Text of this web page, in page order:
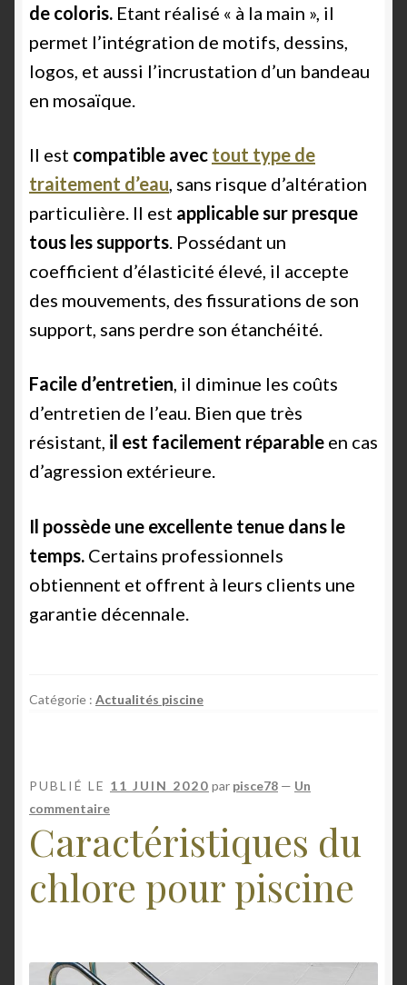
de coloris. Etant réalisé « à la main », il
permet l’intégration de motifs, dessins,
logos, et aussi l’incrustation d’un bandeau
en mosaïque.
Il est compatible avec tout type de
traitement d’eau, sans risque d’altération
particulière. Il est applicable sur presque
tous les supports. Possédant un
coefficient d’élasticité élevé, il accepte
des mouvements, des fissurations de son
support, sans perdre son étanchéité.
Facile d’entretien, il diminue les coûts
d’entretien de l’eau. Bien que très
résistant, il est facilement réparable en cas
d’agression extérieure.
Il possède une excellente tenue dans le
temps. Certains professionnels
obtiennent et offrent à leurs clients une
garantie décennale.
Catégorie : Actualités piscine
PUBLIÉ LE 11 JUIN 2020 par pisce78 — Un
commentaire
Caractéristiques du
chlore pour piscine